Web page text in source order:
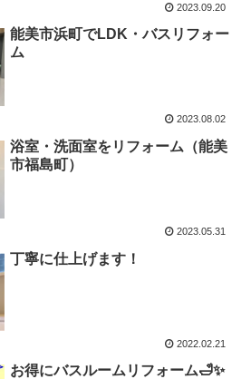
2023.09.20
能美市浜町でLDK・バスリフォー
ム
2023.08.02
浴室・洗面室をリフォーム（能美
市福島町）
2023.05.31
丁寧に仕上げます！
2022.02.21
お得にバスルームリフォーム🛁✨